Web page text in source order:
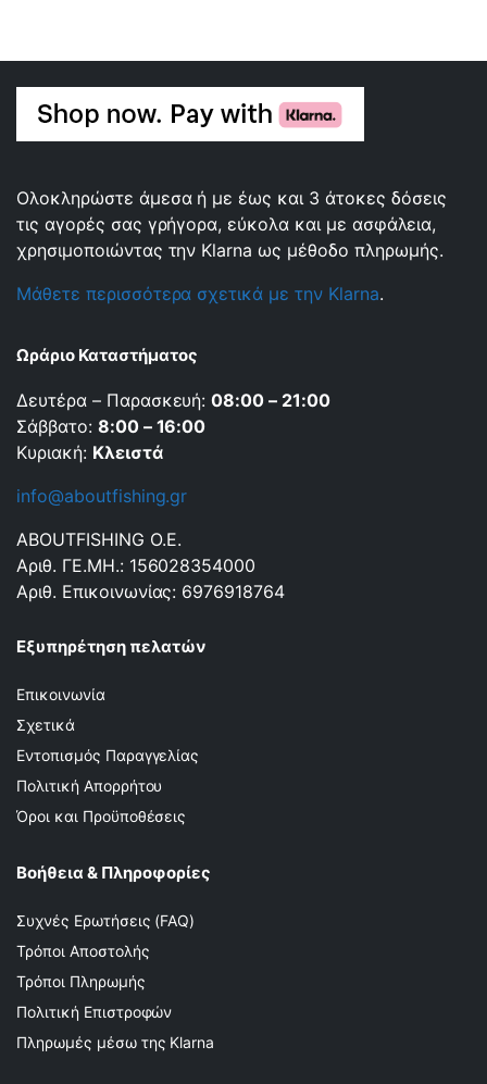
Ολοκληρώστε άμεσα ή με έως και 3 άτοκες δόσεις
τις αγορές σας γρήγορα, εύκολα και με ασφάλεια,
χρησιμοποιώντας την Klarna ως μέθοδο πληρωμής.
Μάθετε περισσότερα σχετικά με την Klarna.
Ωράριο Καταστήματος
Δευτέρα – Παρασκευή:08:00 – 21:00
Σάββατο: 8:00 – 16:00
Κυριακή: Κλειστά
info@aboutfishing.gr
ABOUTFISHING Ο.Ε.
Αριθ. ΓΕ.ΜΗ.: 156028354000
Αριθ. Επικοινωνίας: 6976918764
Εξυπηρέτηση πελατών
Επικοινωνία
Σχετικά
Εντοπισμός Παραγγελίας
Πολιτική Απορρήτου
Όροι και Προϋποθέσεις
Βοήθεια & Πληροφορίες
Συχνές Ερωτήσεις (FAQ)
Τρόποι Αποστολής
Τρόποι Πληρωμής
Πολιτική Επιστροφών
Πληρωμές μέσω της Klarna